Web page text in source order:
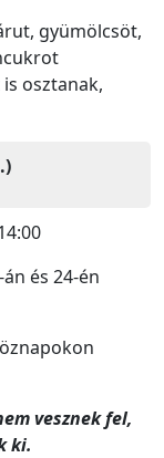
gyümölcsöt,
osztanak,
és 24-én
vesznek fel,
ki.